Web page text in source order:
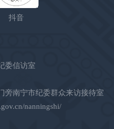
抖音
委信访室
旁南宁市纪委群众来访接待室
nanningshi/